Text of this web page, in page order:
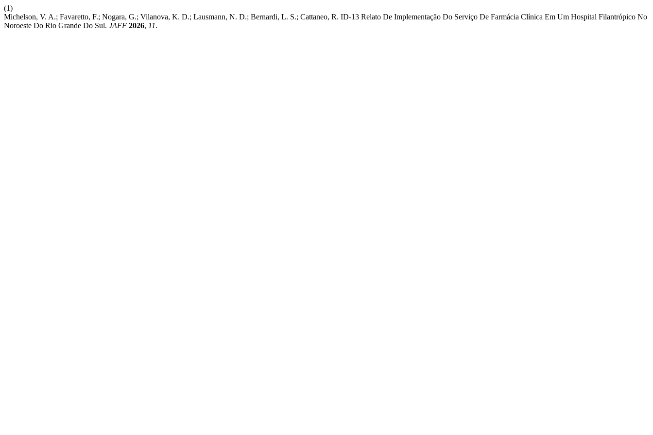
(1)
Michelson, V. A.; Favaretto, F.; Nogara, G.; Vilanova, K. D.; Lausmann, N. D.; Bernardi, L. S.; Cattaneo, R. ID-13 Relato De Implementação Do Serviço De Farmácia Clínica Em Um Hospital Filantrópico No
Noroeste Do Rio Grande Do Sul. JAFF 2026, 11.